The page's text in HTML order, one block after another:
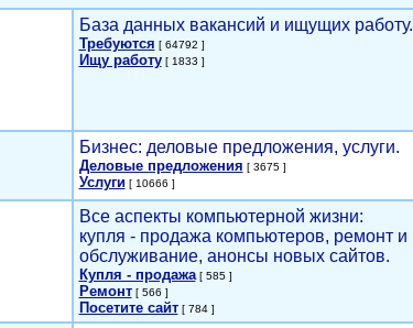
База данных вакансий и ищущих работу.
Требуются [ 64792 ]
Ищу работу[ 1833 ]
Бизнес: деловые предложения, услуги.
Деловые предложения [ 3675 ]
Услуги[ 10666 ]
Все аспекты компьютерной жизни:
купля - продажа компьютеров, ремонт и
обслуживание, анонсы новых сайтов.
Купля - продажа[ 585 ]
Ремонт[ 566 ]
Посетите сайт[ 784 ]